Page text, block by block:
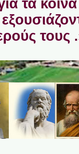
τα κοινά
τους